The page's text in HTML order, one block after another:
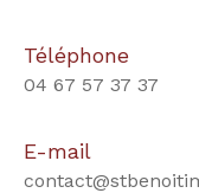
Téléphone
04 67 57 37 37
E-mail